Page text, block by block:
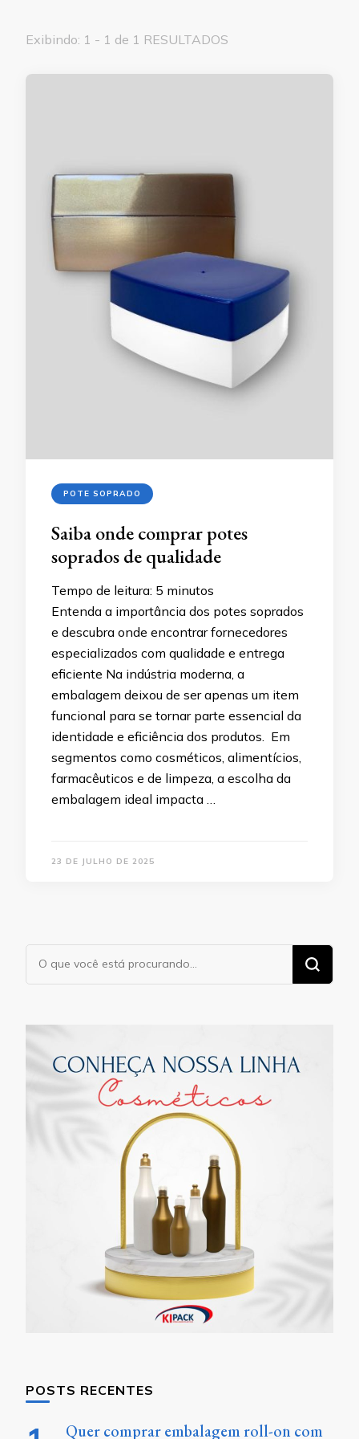
Exibindo: 1 - 1 de 1 RESULTADOS
POTE SOPRADO
Saiba onde comprar potes
soprados de qualidade
Tempo de leitura: 5 minutos
Entenda a importância dos potes soprados
e descubra onde encontrar fornecedores
especializados com qualidade e entrega
eficiente Na indústria moderna, a
embalagem deixou de ser apenas um item
funcional para se tornar parte essencial da
identidade e eficiência dos produtos. Em
segmentos como cosméticos, alimentícios,
farmacêuticos e de limpeza, a escolha da
embalagem ideal impacta …
23 DE JULHO DE 2025
Procurando
algo?
POSTS RECENTES
Quer comprar embalagem roll-on com